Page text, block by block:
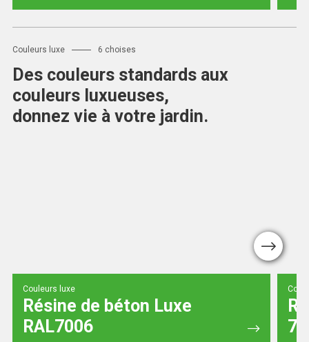
Couleurs luxe 6 choises
Des couleurs standards aux
couleurs luxueuses,
donnez vie à votre jardin.
Couleurs luxe
Résine de béton Luxe
RAL7006
Next